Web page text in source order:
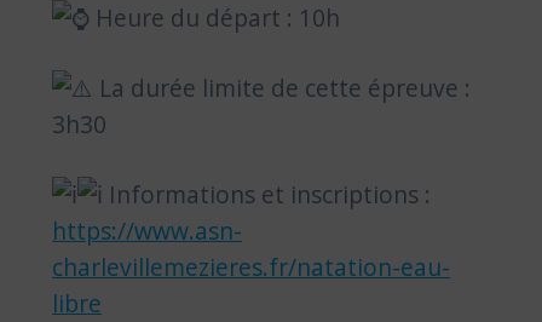
Heure du départ : 10h
La durée limite de cette épreuve :
3h30
Informations et inscriptions :
https://www.asn-
charlevillemezieres.fr/natation-eau-
libre